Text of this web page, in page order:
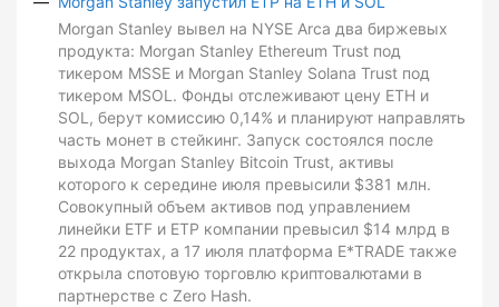
Morgan Stanley вывел на NYSE Arca два биржевых
продукта: Morgan Stanley Ethereum Trust под
тикером MSSE и Morgan Stanley Solana Trust под
тикером MSOL. Фонды отслеживают цену ETH и
SOL, берут комиссию 0,14% и планируют направлять
часть монет в стейкинг. Запуск состоялся после
выхода Morgan Stanley Bitcoin Trust, активы
которого к середине июля превысили $381 млн.
Совокупный объем активов под управлением
линейки ETF и ETP компании превысил $14 млрд в
22 продуктах, а 17 июля платформа E*TRADE также
открыла спотовую торговлю криптовалютами в
партнерстве с Zero Hash.